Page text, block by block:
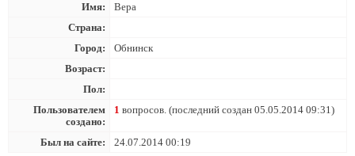
Имя:
Вера
Страна:
Город:
Обнинск
Возраст:
Пол:
Пользователем
создано:
1 вопросов. (последний создан 05.05.2014 09:31)
Был на сайте: 24.07.2014 00:19